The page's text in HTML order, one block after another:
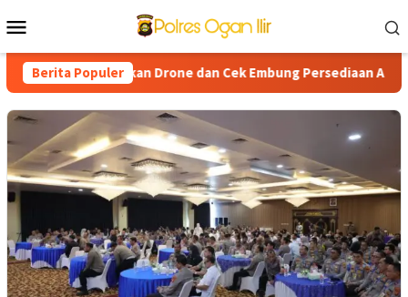
ke
Mobile
Berita Populer
Gunakan Drone dan Cek Embung Persediaan Air, Perkuat